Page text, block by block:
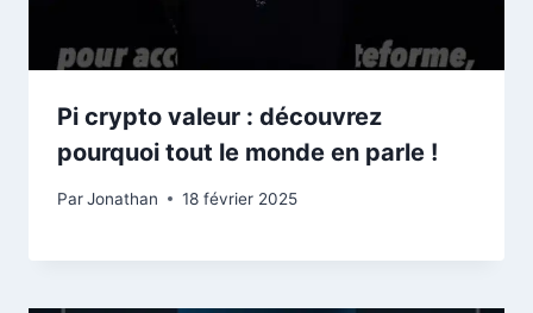
Pi crypto valeur : découvrez
pourquoi tout le monde en parle !
ParJonathan 18 février 2025